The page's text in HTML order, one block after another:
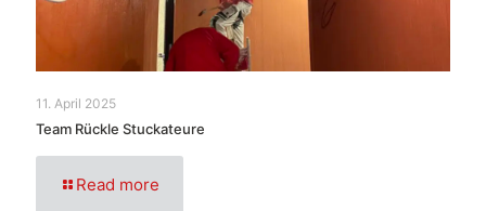
11. April 2025
Team Rückle Stuckateure
Read more